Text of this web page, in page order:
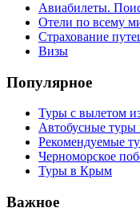
Авиабилеты.
Отели по всему
Страхование
Визы
Популярное
Туры с вылетом
Автобусные туры
Рекомендуемые
Черноморское
Туры в Крым
Важное